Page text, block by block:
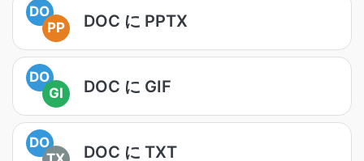
DO
PP
DOC に PPTX
DO
GI
DOC に GIF
DO
DOC に TXT